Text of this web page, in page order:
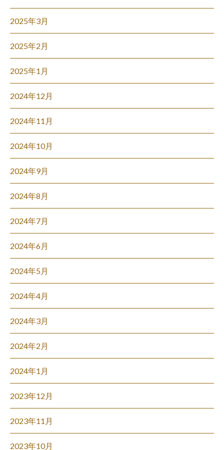
2025年3月
2025年2月
2025年1月
2024年12月
2024年11月
2024年10月
2024年9月
2024年8月
2024年7月
2024年6月
2024年5月
2024年4月
2024年3月
2024年2月
2024年1月
2023年12月
2023年11月
2023年10月